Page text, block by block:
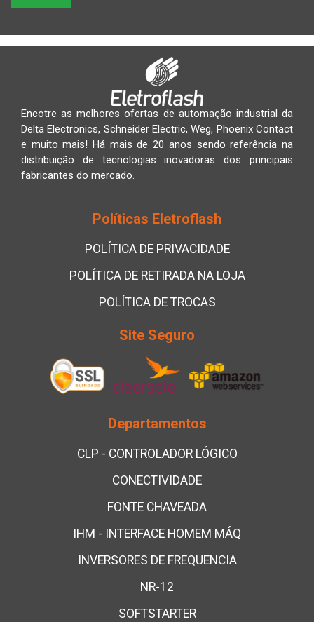
Encotre as melhores ofertas de automação industrial da
Delta Electronics, Schneider Electric, Weg, Phoenix Contact
e muito mais! Há mais de 20 anos sendo referência na
distribuição de tecnologias inovadoras dos principais
fabricantes do mercado.
Políticas Eletroflash
POLÍTICA DE PRIVACIDADE
POLÍTICA DE RETIRADA NA LOJA
POLÍTICA DE TROCAS
Site Seguro
Departamentos
CLP - CONTROLADOR LÓGICO
CONECTIVIDADE
FONTE CHAVEADA
IHM - INTERFACE HOMEM MÁQ
INVERSORES DE FREQUENCIA
NR-12
SOFTSTARTER